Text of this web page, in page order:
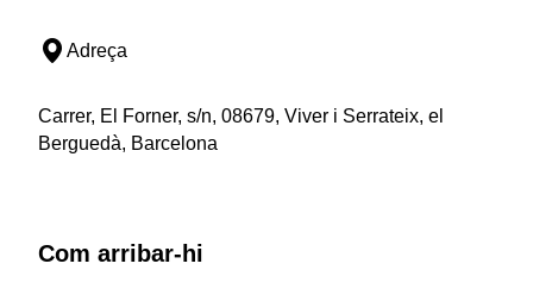
Adreça
Carrer, El Forner, s/n, 08679, Viver i Serrateix, el
Berguedà, Barcelona
Com arribar-hi